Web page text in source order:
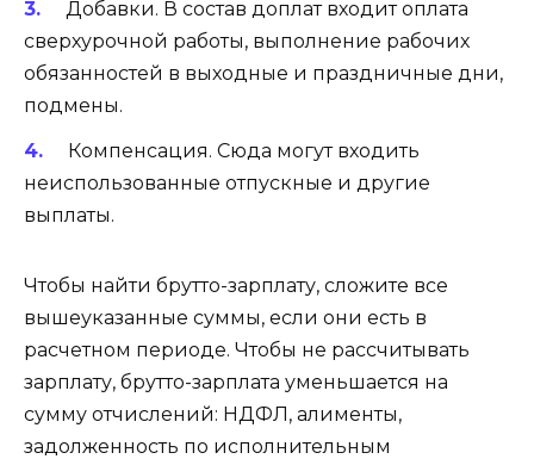
Добавки. В состав доплат входит оплата
сверхурочной работы, выполнение рабочих
обязанностей в выходные и праздничные дни,
подмены.
Компенсация. Сюда могут входить
неиспользованные отпускные и другие
выплаты.
Чтобы найти брутто-зарплату, сложите все
вышеуказанные суммы, если они есть в
расчетном периоде. Чтобы не рассчитывать
зарплату, брутто-зарплата уменьшается на
сумму отчислений: НДФЛ, алименты,
задолженность по исполнительным